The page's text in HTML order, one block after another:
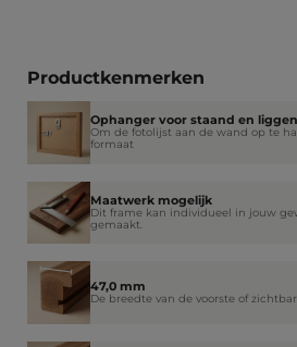
Productkenmerken
Ophanger voor staand en
Om de fotolijst aan de wand op te
formaat
Maatwerk mogelijk
Dit frame kan individueel in jouw
gemaakt.
47,0 mm
De breedte van de voorste of